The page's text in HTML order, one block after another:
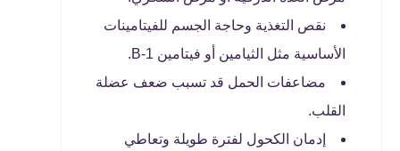
نقص التغذية وحاجة الجسم للفيتامينات
الأساسية مثل الثيامين أو فيتامين B-1.
مضاعفات الحمل قد تسبب ضعف عضلة
القلب.
إدمان الكحول لفترة طويلة وتعاطي